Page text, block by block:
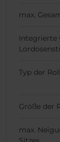
max.
Integrierte
Typ der
Größe der
max.